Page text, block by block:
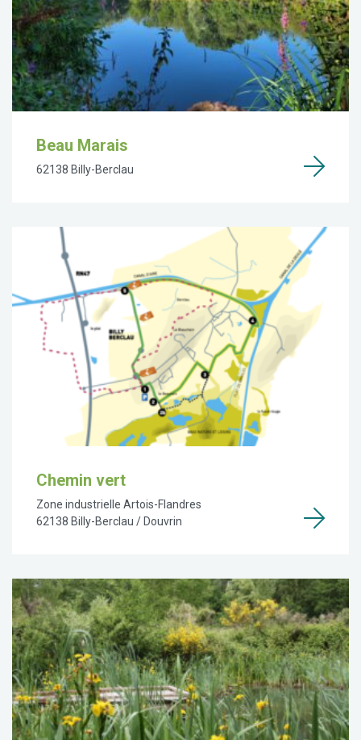
Beau Marais
62138 Billy-Berclau
Chemin vert
Zone industrielle Artois-Flandres
62138 Billy-Berclau / Douvrin